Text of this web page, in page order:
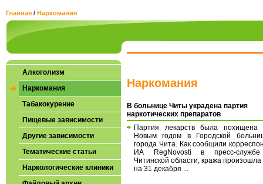
Главная / Наркомания
Алкоголизм
Наркомания
Табакокурение
Пищевые зависимости
Другие зависимости
Тематические статьи
Наркологические клиники
Наркомания
В больнице Читы украдена партия
наркотических препаратов
Партия лекарств была похищена
Новым годом в Городской
города Чита. Как сообщили
ИА RegNovosti в пресс-
Читинской области, кража произошла
на 31 декабря ...